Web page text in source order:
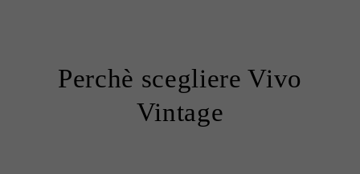
Perchè scegliere Vivo
Vintage